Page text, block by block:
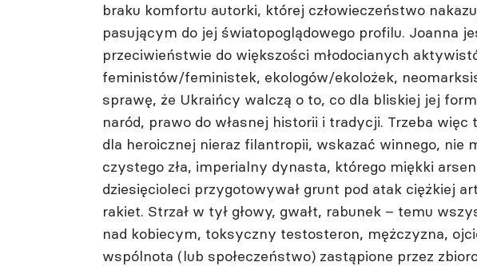
braku komfortu autorki, której człowieczeństwo
pasującym do jej światopoglądowego profilu. Joanna
przeciwieństwie do większości młodocianych
feministów/feministek, ekologów/ekolożek,
sprawę, że Ukraińcy walczą o to, co dla bliskiej jej
naród, prawo do własnej historii i tradycji. Trzeba
dla heroicznej nieraz filantropii, wskazać winnego, nie
czystego zła, imperialny dynasta, którego miękki
dziesięcioleci przygotowywał grunt pod atak ciężkiej
rakiet. Strzał w tył głowy, gwałt, rabunek – temu
nad kobiecym, toksyczny testosteron, mężczyzna,
wspólnota (lub społeczeństwo) zastąpione przez